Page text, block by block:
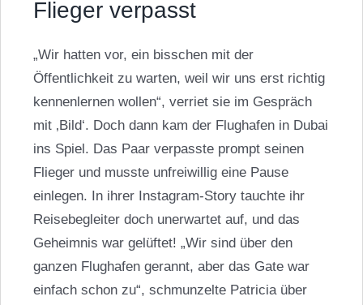
Flieger verpasst
„Wir hatten vor, ein bisschen mit der
Öffentlichkeit zu warten, weil wir uns erst richtig
kennenlernen wollen“, verriet sie im Gespräch
mit ‚Bild‘. Doch dann kam der Flughafen in Dubai
ins Spiel. Das Paar verpasste prompt seinen
Flieger und musste unfreiwillig eine Pause
einlegen. In ihrer Instagram-Story tauchte ihr
Reisebegleiter doch unerwartet auf, und das
Geheimnis war gelüftet! „Wir sind über den
ganzen Flughafen gerannt, aber das Gate war
einfach schon zu“, schmunzelte Patricia über